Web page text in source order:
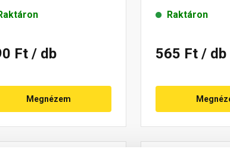
Ft / db
Megnézem
Raktáron
565 Ft / db